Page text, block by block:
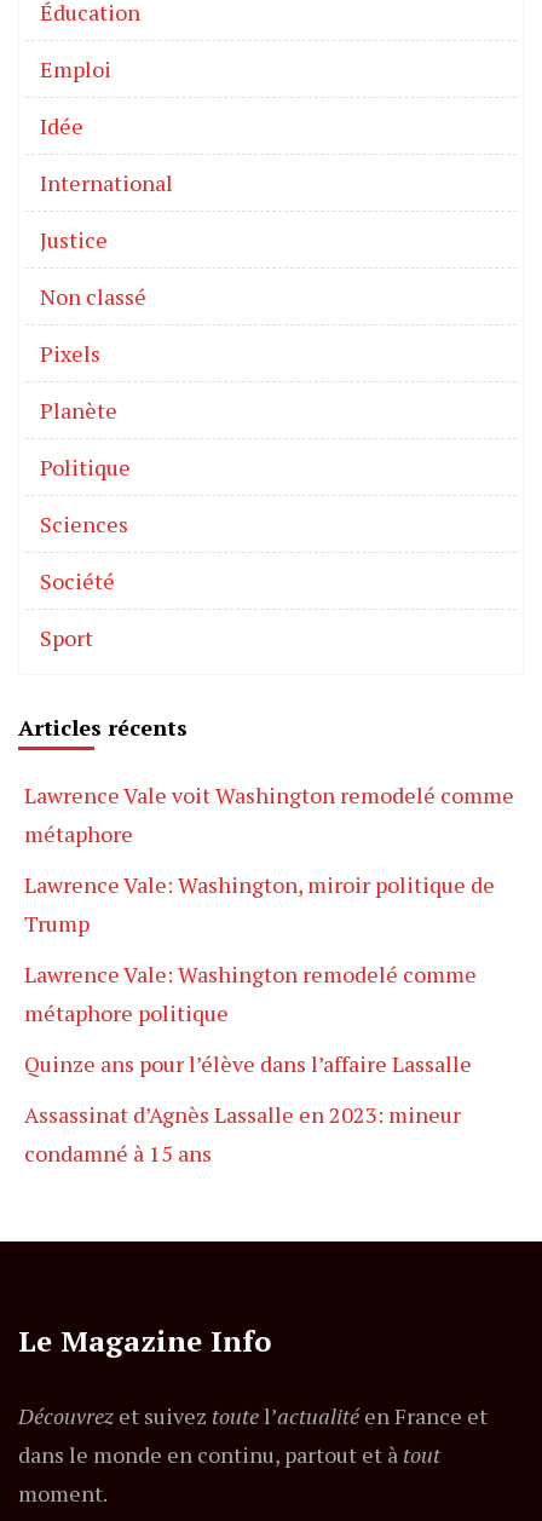
Éducation
Emploi
Idée
International
Justice
Non classé
Pixels
Planète
Politique
Sciences
Société
Sport
Articles récents
Lawrence Vale voit Washington remodelé comme
métaphore
Lawrence Vale: Washington, miroir politique de
Trump
Lawrence Vale: Washington remodelé comme
métaphore politique
Quinze ans pour l’élève dans l’affaire Lassalle
Assassinat d’Agnès Lassalle en 2023: mineur
condamné à 15 ans
Le Magazine Info
Découvrez et suivez toutel’actualitéen France et
dans le monde en continu, partout et à tout
moment.